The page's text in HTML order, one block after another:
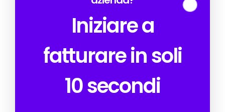
Iniziare a
fatturare in soli
10 secondi